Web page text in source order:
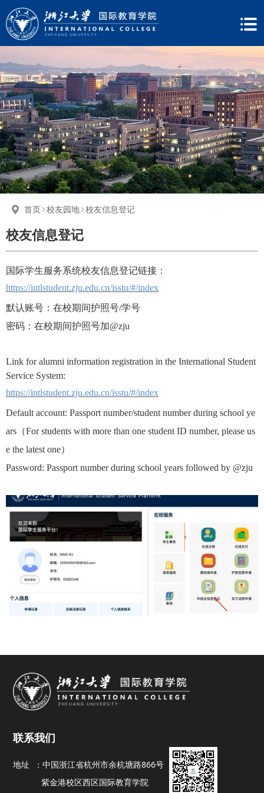
首页 校友园地 校友信息登记
校友信息登记
国际学生服务系统校友信息登记链接 ：
https://intlstudent.zju.edu.cn/isstu/#/index
默认账号：在校期间护照号/学号
密码：在校期间护照号加@zju
Link for alumni information registration in the International Student
Service System:
https://intlstudent.zju.edu.cn/isstu/#/index
Default account: Passport number/student number during school ye
ars （For students with more than one student ID number, please us
e the latest one）
Password: Passport number during school years followed by @zju
联系我们
地址 ：中国浙江省杭州市余杭塘路866号
紫金港校区西区国际教育学院